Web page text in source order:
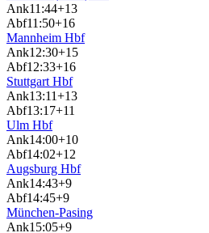
Ank11:44+13
Abf11:50+16
Mannheim Hbf
Ank12:30+15
Abf12:33+16
Stuttgart Hbf
Ank13:11+13
Abf13:17+11
Ulm Hbf
Ank14:00+10
Abf14:02+12
Augsburg Hbf
Ank14:43+9
Abf14:45+9
München-Pasing
Ank15:05+9